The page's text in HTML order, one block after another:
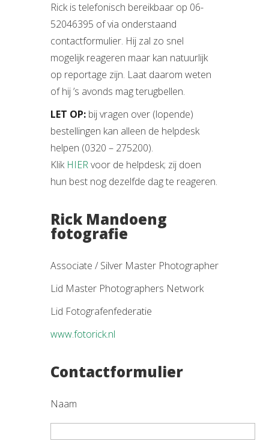
Rick is telefonisch bereikbaar op 06-
52046395 of via onderstaand
contactformulier. Hij zal zo snel
mogelijk reageren maar kan natuurlijk
op reportage zijn. Laat daarom weten
of hij ’s avonds mag terugbellen.
LET OP: bij vragen over (lopende)
bestellingen kan alleen de helpdesk
helpen (0320 – 275200).
Klik HIERvoor de helpdesk; zij doen
hun best nog dezelfde dag te reageren.
Rick Mandoeng
fotografie
Associate / Silver Master Photographer
Lid Master Photographers Network
Lid Fotografenfederatie
www.fotorick.nl
Contactformulier
Naam